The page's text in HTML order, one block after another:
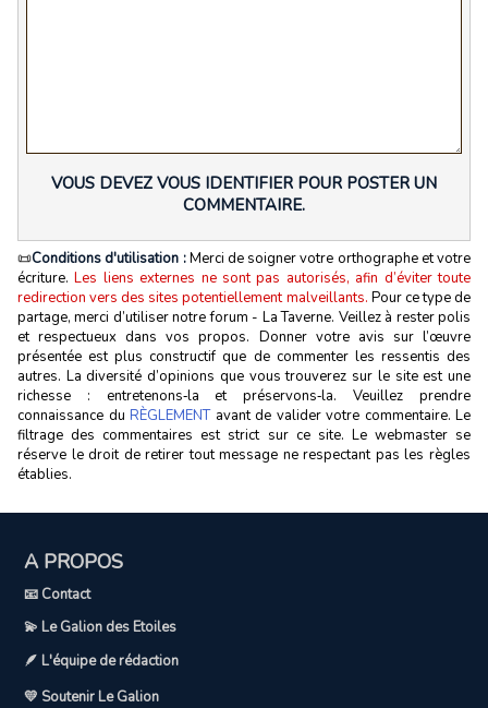
VOUS DEVEZ VOUS IDENTIFIER POUR POSTER UN
COMMENTAIRE.
📜Conditions d'utilisation :Merci de soigner votre orthographe et votre
écriture.Les liens externes ne sont pas autorisés, afin d’éviter toute
redirection vers des sites potentiellement malveillants. Pour ce type de
partage, merci d’utiliser notre forum - La Taverne. Veillez à rester polis
et respectueux dans vos propos. Donner votre avis sur l’œuvre
présentée est plus constructif que de commenter les ressentis des
autres. La diversité d’opinions que vous trouverez sur le site est une
richesse : entretenons‑la et préservons‑la. Veuillez prendre
connaissance du RÈGLEMENTavant de valider votre commentaire. Le
filtrage des commentaires est strict sur ce site. Le webmaster se
réserve le droit de retirer tout message ne respectant pas les règles
établies.
A PROPOS
📧 Contact
💫 Le Galion des Etoiles
🪶 L'équipe de rédaction
💛 Soutenir Le Galion